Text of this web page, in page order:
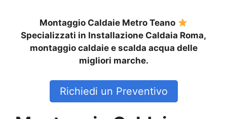
Montaggio Caldaie Metro Teano
Specializzati in Installazione Caldaia Roma,
montaggio caldaie e scalda acqua delle
migliori marche.
Richiedi un Preventivo